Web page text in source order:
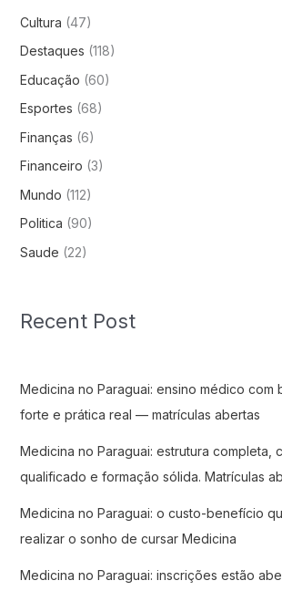
Cultura (47)
Destaques (118)
Educação (60)
Esportes (68)
Finanças (6)
Financeiro (3)
Mundo (112)
Politica (90)
Saude (22)
Recent Post
Medicina no Paraguai: ensino médico com
forte e prática real — matrículas abertas
Medicina no Paraguai: estrutura completa,
qualificado e formação sólida. Matrículas
Medicina no Paraguai: o custo-benefício
realizar o sonho de cursar Medicina
Medicina no Paraguai: inscrições estão